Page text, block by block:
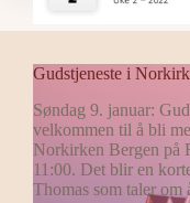
Gudstjeneste i
Søndag 9. januar:
velkommen til å bli
Norkirken Bergen på
11:00. Det blir en
Thomas som taler